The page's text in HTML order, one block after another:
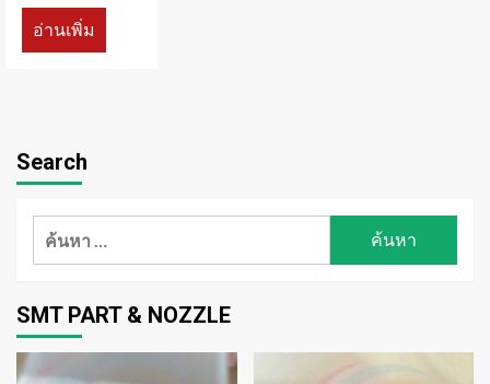
อ่านเพิ่ม
Search
ค้นหา
SMT PART & NOZZLE